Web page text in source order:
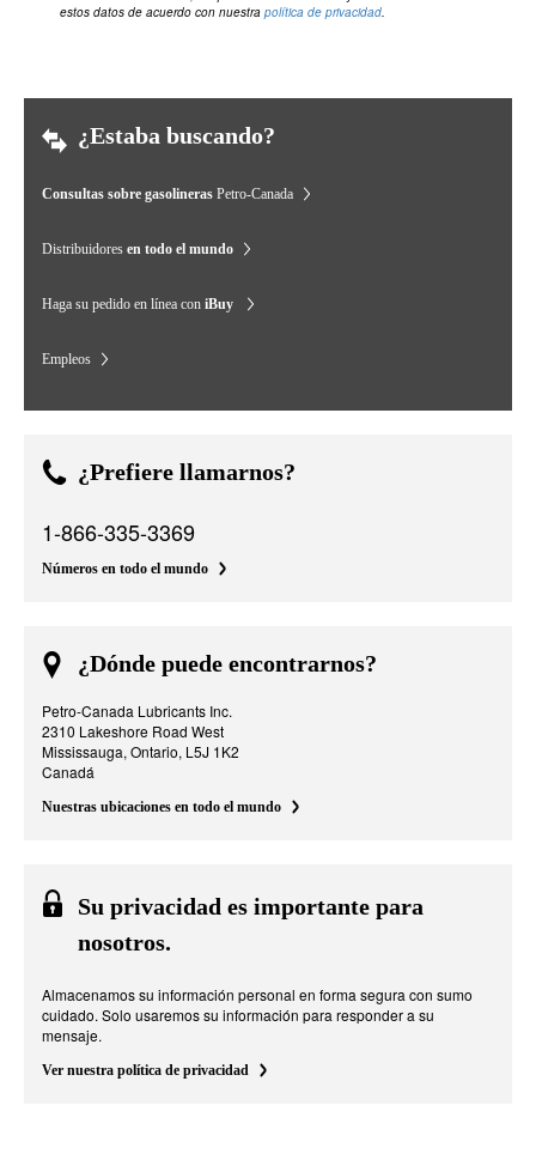
estos datos de acuerdo con nuestra política de privacidad.
¿Estaba buscando?
Consultas sobre gasolineras Petro-Canada
Distribuidores en todo el mundo
Haga su pedido en línea con iBuy
Empleos
¿Prefiere llamarnos?
1-866-335-3369
Números en todo el mundo
¿Dónde puede encontrarnos?
Petro-Canada Lubricants Inc.
2310 Lakeshore Road West
Mississauga, Ontario, L5J 1K2
Canadá
Nuestras ubicaciones en todo el mundo
Su privacidad es importante para
nosotros.
Almacenamos su información personal en forma segura con sumo
cuidado. Solo usaremos su información para responder a su
mensaje.
Ver nuestra política de privacidad